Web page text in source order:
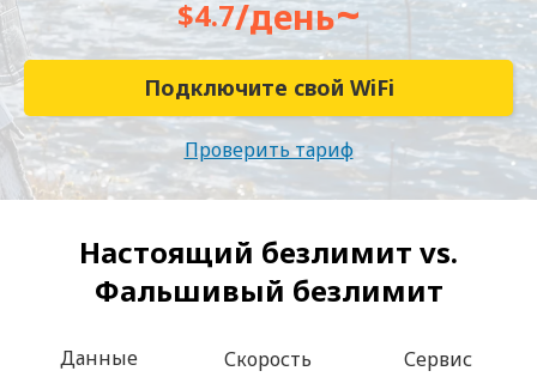
$4.7/день~
Подключите свой WiFi
Проверить тариф
Настоящий безлимит vs.
Фальшивый безлимит
Данные Скорость Сервис